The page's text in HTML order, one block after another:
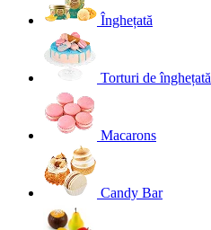
Înghețată
Torturi de înghețată
Macarons
Candy Bar